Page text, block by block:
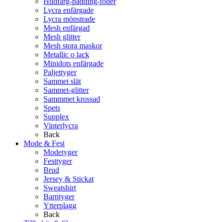
Lycra enfärgade
Lycra mönstrade
Mesh enfärgad
Mesh glitter
Mesh stora maskor
Metallic o lack
Minidots enfärgade
Paljettyger
Sammet slät
Sammet-glitter
Sammmet krossad
Spets
Supplex
Vinterlycra
Back
Mode & Fest
Modetyger
Festtyger
Brud
Jersey & Stickat
Sweatshirt
Barntyger
Ytterplagg
Back